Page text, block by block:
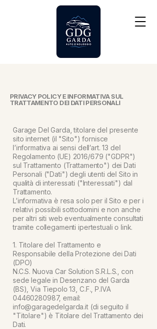
PRIVACY POLICY E INFORMATIVA SUL
TRATTAMENTO DEI DATI PERSONALI
​Garage Del Garda, titolare del presente
sito internet (il "Sito") fornisce
l’informativa ai sensi dell’art. 13 del
Regolamento (UE) 2016/679 ("GDPR")
sul Trattamento (Trattamento") dei Dati
Personali ("Dati") degli utenti del Sito in
qualità di interessati ("Interessati") dal
Trattamento.
L’informativa è resa solo per il Sito e per i
relativi possibili sottodomini e non anche
per altri siti web eventualmente consultati
tramite collegamenti ipertestuali o link.
1. Titolare del Trattamento e
Responsabile della Protezione dei Dati
(DPO)
N.C.S. Nuova Car Solution S.R.L.S., con
sede legale in Desenzano del Garda
(BS), Via Tiepolo 13, C.F., P.IVA
04460280987, email:
info@garagedelgarda.it(di seguito il
"Titolare") è Titolare del Trattamento dei
Dati.